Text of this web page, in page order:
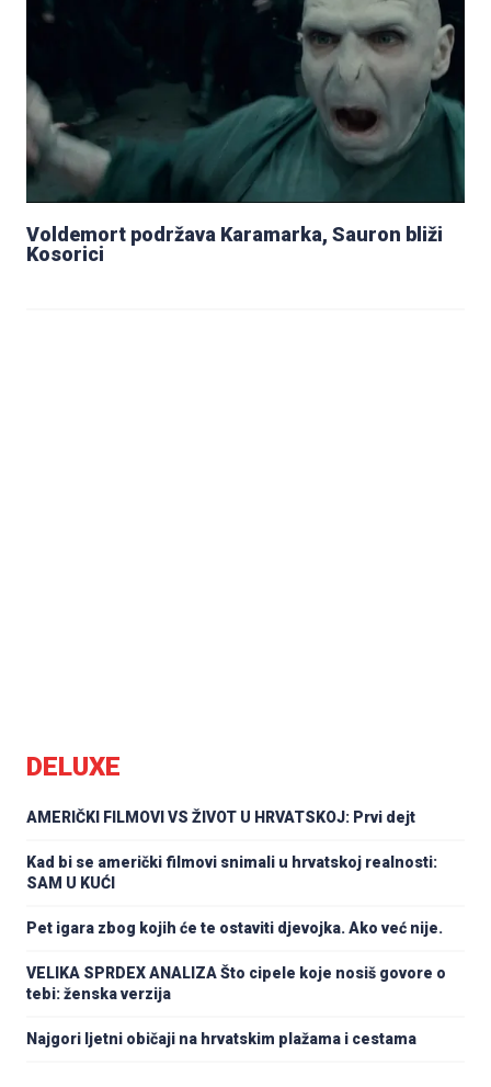
Voldemort podržava Karamarka, Sauron bliži
Kosorici
DELUXE
AMERIČKI FILMOVI VS ŽIVOT U HRVATSKOJ: Prvi dejt
Kad bi se američki filmovi snimali u hrvatskoj realnosti:
SAM U KUĆI
Pet igara zbog kojih će te ostaviti djevojka. Ako već nije.
VELIKA SPRDEX ANALIZA Što cipele koje nosiš govore o
tebi: ženska verzija
Najgori ljetni običaji na hrvatskim plažama i cestama